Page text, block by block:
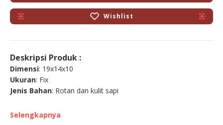
Wishlist
Deskripsi Produk :
Dimensi: 19x14x10
Ukuran: Fix
Jenis Bahan: Rotan dan kulit sapi
Selengkapnya